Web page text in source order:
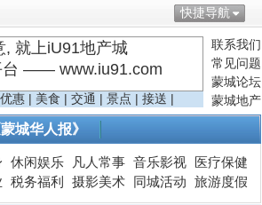
快捷导航
联系我们
常见问题
蒙城论坛
蒙城地产
, 就上iU91地产城
台 —— www.iu91.com
优惠 | 美食 | 交通 | 景点 | 接送 |
蒙城华人报》
休闲娱乐 凡人常事 音乐影视
医疗保健
税务福利 摄影美术 同城活动 旅游度假